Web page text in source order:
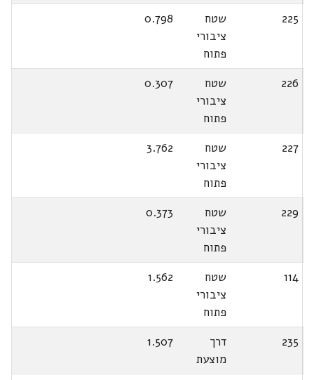
225
שטח
ציבורי
פתוח
0.798
226
שטח
ציבורי
פתוח
0.307
227
שטח
ציבורי
פתוח
3.762
229
שטח
ציבורי
פתוח
0.373
114
שטח
ציבורי
פתוח
1.562
235
דרך
מוצעת
1.507